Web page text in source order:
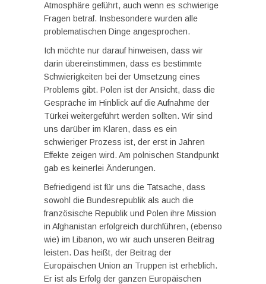
Atmosphäre geführt, auch wenn es schwierige
Fragen betraf. Insbesondere wurden alle
problematischen Dinge angesprochen.
Ich möchte nur darauf hinweisen, dass wir
darin übereinstimmen, dass es bestimmte
Schwierigkeiten bei der Umsetzung eines
Problems gibt. Polen ist der Ansicht, dass die
Gespräche im Hinblick auf die Aufnahme der
Türkei weitergeführt werden sollten. Wir sind
uns darüber im Klaren, dass es ein
schwieriger Prozess ist, der erst in Jahren
Effekte zeigen wird. Am polnischen Standpunkt
gab es keinerlei Änderungen.
Befriedigend ist für uns die Tatsache, dass
sowohl die Bundesrepublik als auch die
französische Republik und Polen ihre Mission
in Afghanistan erfolgreich durchführen, (ebenso
wie) im Libanon, wo wir auch unseren Beitrag
leisten. Das heißt, der Beitrag der
Europäischen Union an Truppen ist erheblich.
Er ist als Erfolg der ganzen Europäischen